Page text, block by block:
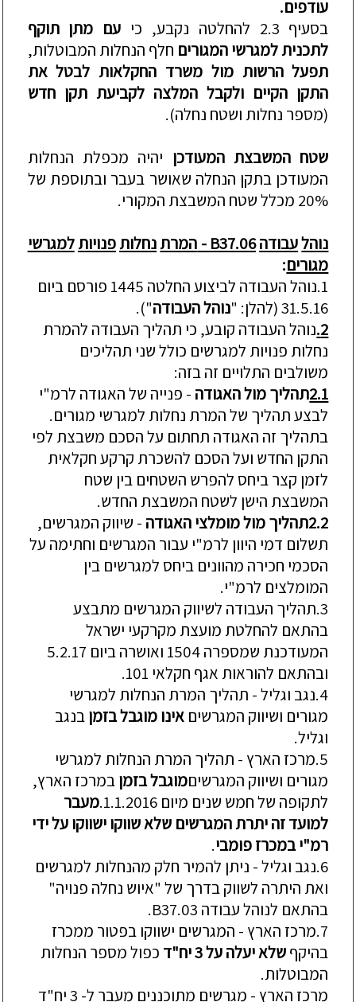
עודפים.
בסעיף 2.3 להחלטה נקבע, כי עם מתן תוקף
לתכניתלמגרשיהמגורים חלף הנחלות המבוטלות,
תפעל הרשות מול משרד החקלאות לבטל את
התקן הקיים ולקבל המלצה לקביעת תקן חדש
(מספר נחלות ושטח נחלה).
שטח המשבצת המעודכן יהיה מכפלת הנחלות
המעודכן בתקן הנחלה שאושר בעבר ובתוספת של
20% מכללשטח המשבצת המקורי.
נוהלעבודה B37.06 - המרתנחלותפנויותלמגרשי
מגורים:
1. נוהלהעבודה לביצועהחלטה 1445 פורסם ביום
31.5.16 ( להלן: "נוהלהעבודה").
2. נוהלהעבודה קובע, כי תהליך העבודה להמרת
נחלות פנויות למגרשים כוללשני תהליכים
משולבים התלויים זהבזה:
2.1תהליךמולהאגודה - פנייה שלהאגודה לרמ"י
לבצעתהליך שלהמרת נחלות למגרשי מגורים.
בתהליך זה האגודה תחתום עלהסכם משבצת לפי
התקן החדש ועלהסכם להשכרת קרקעחקלאית
לזמן קצרביחס להפרש השטחים בין שטח
המשבצת הישן לשטח המשבצת החדש.
2.2תהליךמולמומלציהאגודה - שיווק המגרשים,
תשלום דמי היוון לרמ"י עבור המגרשים וחתימה על
הסכמי חכירה מהוונים ביחס למגרשים בין
המומלצים לרמ"י.
3. תהליך העבודה לשיווק המגרשים מתבצע
בהתאם להחלטת מועצת מקרקעי ישראל
המעודכנת שמספרה1504 ואושרהביום 5.2.17
ובהתאם להוראות אגף חקלאי 101.
4. נגב וגליל- תהליך המרת הנחלות למגרשי
מגורים ושיווק המגרשים אינומוגבלבזמןבנגב
וגליל.
5. מרכז הארץ - תהליך המרת הנחלות למגרשי
מגורים ושיווק המגרשיםמוגבלבזמןבמרכז הארץ,
לתקופה שלחמש שנים מיום 1.1.2016
.מעבר
למועדזהיתרתהמגרשים שלאשווקוישווקועלידי
רמ"יבמכרזפומבי.
6. נגב וגליל- ניתן להמיר חלק מהנחלות למגרשים
ואת היתרה לשווקבדרך של "איוש נחלה פנויה"
בהתאם לנוהלעבודה B37.03.
7. מרכז הארץ - המגרשים ישווקובפטור ממכרז
בהיקףשלאיעלהעל3יח"ד כפולמספר הנחלות
המבוטלות.
מרכז הארץ - מגרשים מתוכננים מעבר ל- 3 יח"ד